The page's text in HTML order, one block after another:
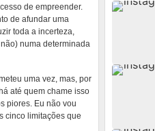
de empreender.
de afundar uma
toda a incerteza,
numa determinada
uma vez, mas, por
até quem chame isso
piores. Eu não vou
cinco limitações que